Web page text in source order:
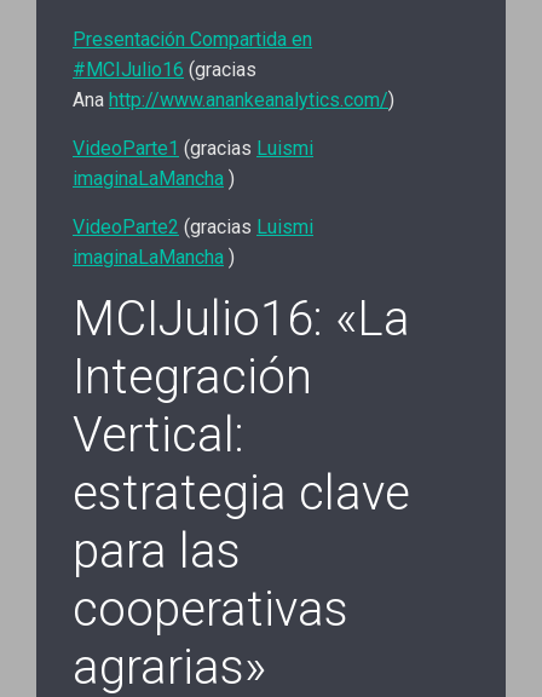
Presentación Compartida en
#MCIJulio16 (gracias
Ana http://www.anankeanalytics.com/)
VideoParte1 (gracias Luismi
imaginaLaMancha )
VideoParte2 (gracias Luismi
imaginaLaMancha )
MCIJulio16: «La
Integración
Vertical:
estrategia clave
para las
cooperativas
agrarias»